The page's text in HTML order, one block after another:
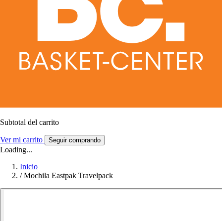
Subtotal del carrito
Ver mi carrito Seguir comprando
Loading...
Inicio
/ Mochila Eastpak Travelpack